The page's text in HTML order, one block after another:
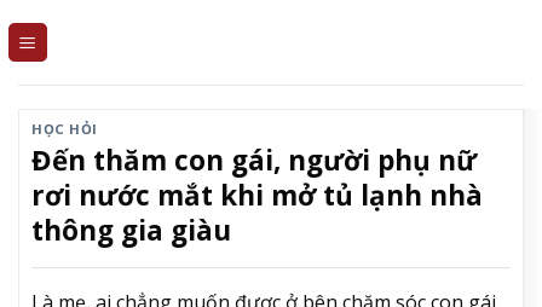
HỌC HỎI
Đến thăm con gái, người phụ nữ
rơi nước mắt khi mở tủ lạnh nhà
thông gia giàu
Là mẹ, ai chẳng muốn được ở bên chăm sóc con gái